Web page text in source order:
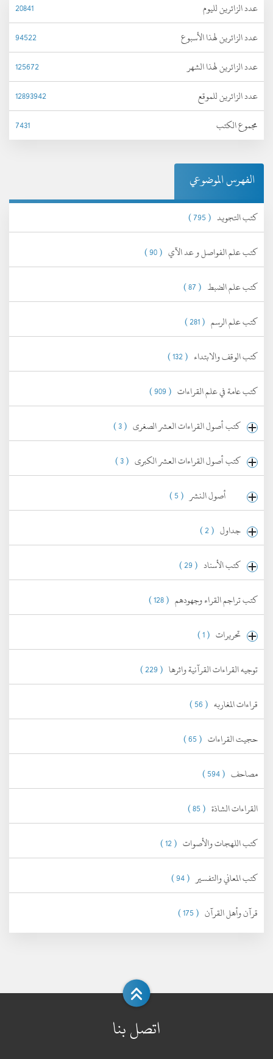
عدد الزائرين لليوم
20841
عدد الزائرين لهذا الأسبوع
94522
عدد الزائرين لهذا الشهر
125672
عدد الزائرين للموقع
12893942
مجموع الكتب
7431
الفهرس الموضوعي
كتب التجويد ( 795 )
كتب علم الفواصل و عد الآي ( 90 )
كتب علم الضبط ( 87 )
كتب علم الرسم ( 281 )
كتب الوقف والابتداء ( 132 )
كتب عامة في علم القراءات ( 909 )
كتب أصول القراءات العشر الصغرى ( 3 )
كتب أصول القراءات العشر الكبرى ( 3 )
أصول النشر ( 5 )
جداول ( 2 )
كتب الأسناد ( 29 )
كتب تراجم القراء وجهودهم ( 128 )
تحريرات ( 1 )
توجيه القراءات القرآنية واثرها ( 229 )
قراءات المغاربه ( 56 )
حجيت القراءات ( 65 )
مصاحف ( 594 )
القراءات الشاذة ( 85 )
كتب اللهجات والأصوات ( 12 )
كتب المعاني والتفسير ( 94 )
قرآن وأهل القرآن ( 175 )
اتصل بنا